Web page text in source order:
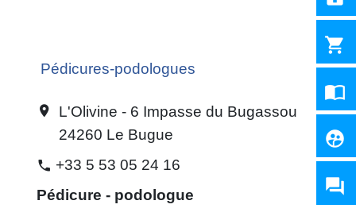
Pédicures-podologues
location_on
L'Olivine - 6 Impasse du Bugassou
24260 Le Bugue
phone +33 5 53 05 24 16
Pédicure - podologue
shopping_cart
import_contacts
supervised_user_circle
question_answer